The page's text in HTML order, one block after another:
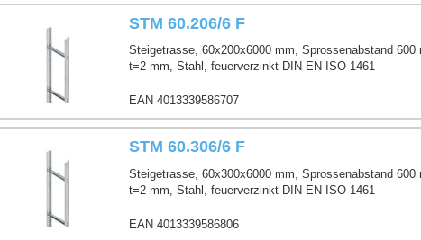
STM 60.206/6 F
Steigetrasse, 60x200x6000 mm, Sprossenabstand 600
t=2 mm, Stahl, feuerverzinkt DIN EN ISO 1461
EAN 4013339586707
STM 60.306/6 F
Steigetrasse, 60x300x6000 mm, Sprossenabstand 600
t=2 mm, Stahl, feuerverzinkt DIN EN ISO 1461
EAN 4013339586806